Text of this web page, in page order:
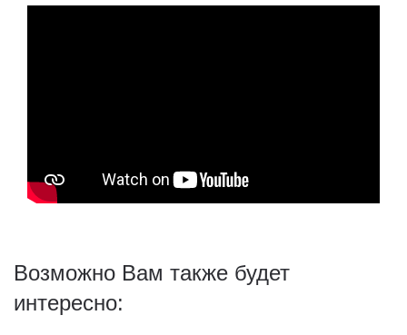
Возможно Вам также будет
интересно: